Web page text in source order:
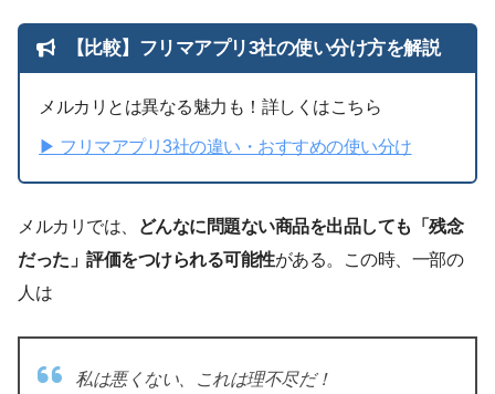
【比較】フリマアプリ3社の使い分け方を解説
メルカリとは異なる魅力も！詳しくはこちら
▶︎ フリマアプリ3社の違い・おすすめの使い分け
メルカリでは、
どんなに問題ない商品を出品しても「残念
だった」評価をつけられる可能性がある。この時、一部の
人は
私は悪くない、これは理不尽だ！